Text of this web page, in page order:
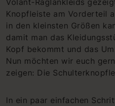
Volant-Raglankleids
Knopfleiste am Vorderteil
in den kleinsten Größen
damit man das
Kopf bekommt und das
Nun möchten wir euch
zeigen: Die
In ein paar einfachen